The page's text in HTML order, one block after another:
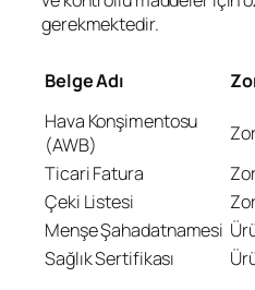
gerekmektedir.
Belge Adı
Hava Konşimentosu
(AWB)
Ticari Fatura
Çeki Listesi
Menşe Şahadatnamesi
Sağlık Sertifikası